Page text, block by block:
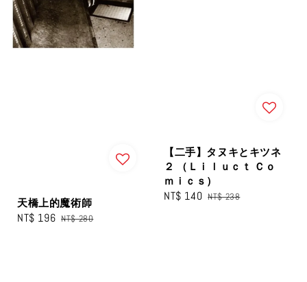
天橋上的魔術師
Sale
NT$ 196 Regular
NT$ 280
【二手】タヌキとキツネ
２ （Ｌｉｌｕｃｔ Ｃｏ
ｍｉｃｓ）
Sale
NT$ 140 Regular
NT$ 238